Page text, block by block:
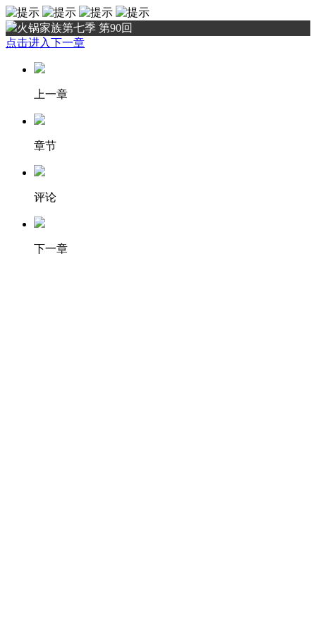
火锅家族第七季 第90回
点击进入下一章
上一章
章节
评论
下一章